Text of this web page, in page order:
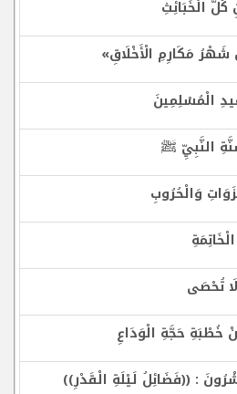
كُلَّ الْخَبَائِثِ
مَكَارِمِ الْأَخْلَاقِ»
الْمُسْلِمِينَ
النَّبِيِّ ﷺ
وَالْحُرُوبِ
تُحْصَى
خُطْبَةِ حَجَّةِ الْوَدَاعِ
: ((فَضَائِلُ لَيْلَةِ الْقَدْرِ))